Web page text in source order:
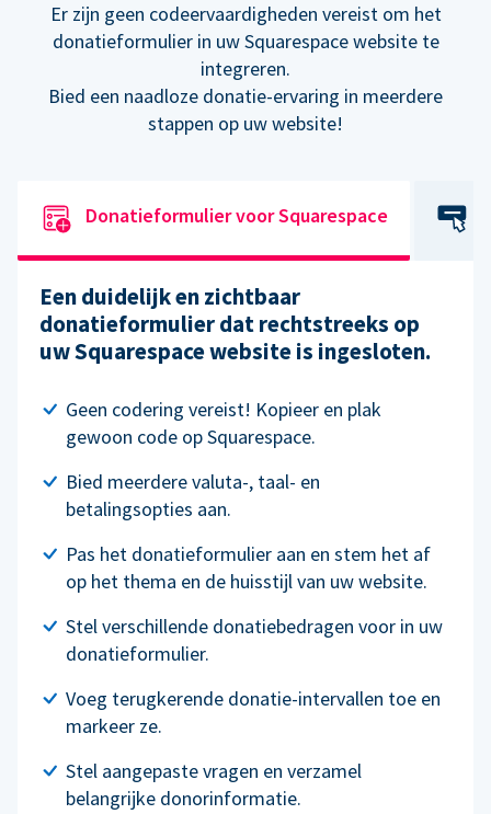
Er zijn geen codeervaardigheden vereist om het
donatieformulier in uw Squarespace website te
integreren.
Bied een naadloze donatie-ervaring in meerdere
stappen op uw website!
Donatieformulier voor Squarespace
Een duidelijk en zichtbaar
donatieformulier dat rechtstreeks op
uw Squarespace website is ingesloten.
Geen codering vereist! Kopieer en plak
gewoon code op Squarespace.
Bied meerdere valuta-, taal- en
betalingsopties aan.
Pas het donatieformulier aan en stem het af
op het thema en de huisstijl van uw website.
Stel verschillende donatiebedragen voor in uw
donatieformulier.
Voeg terugkerende donatie-intervallen toe en
markeer ze.
Stel aangepaste vragen en verzamel
belangrijke donorinformatie.